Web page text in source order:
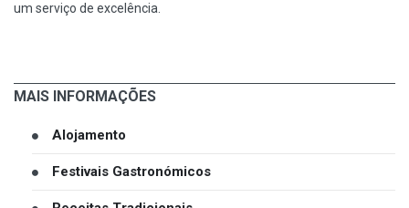
um serviço de excelência.
MAIS INFORMAÇÕES
Alojamento
Festivais Gastronómicos